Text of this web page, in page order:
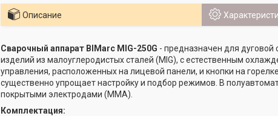
Описание
Сварочный аппарат BIMarc MIG-250G - предназначен для
изделий из малоуглеродистых сталей (MIG), с естественным
управления, расположенных на лицевой панели, и кнопки на
существенно упрощает настройку и подбор режимов. В
покрытыми электродами (ММА).
Комплектация: